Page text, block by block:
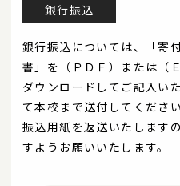
銀行振込
銀行振込については、「寄
書」を（ＰＤＦ）または（
ダウンロードしてご記入い
て本校まで送付してください
振込用紙を返送いたします
すようお願いいたします。